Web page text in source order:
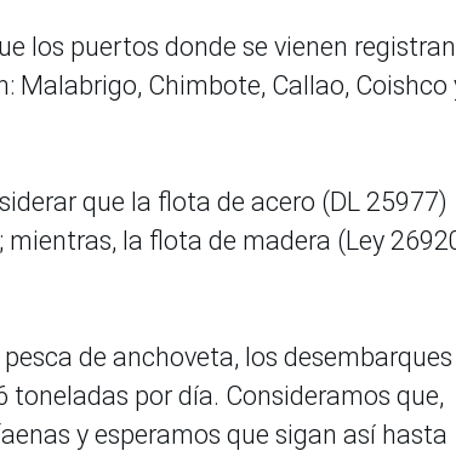
los puertos donde se vienen
Malabrigo, Chimbote, Callao, Coishco
que la flota de acero (DL 25977)
la flota de madera (Ley
de anchoveta, los desembarques
por día. Consideramos que,
y esperamos que sigan así hasta